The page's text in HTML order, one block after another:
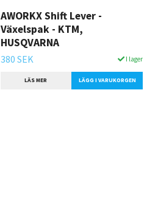
AWORKX Shift Lever -
Växelspak - KTM,
HUSQVARNA
380 SEK I lager
LÄS MER LÄGG I VARUKORGEN